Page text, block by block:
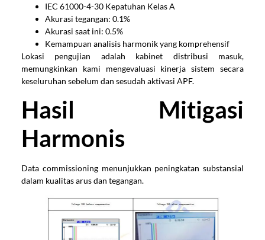
IEC 61000-4-30 Kepatuhan Kelas A
Akurasi tegangan: 0.1%
Akurasi saat ini: 0.5%
Kemampuan analisis harmonik yang komprehensif
Lokasi pengujian adalah kabinet distribusi masuk,
memungkinkan kami mengevaluasi kinerja sistem secara
keseluruhan sebelum dan sesudah aktivasi APF.
Hasil Mitigasi
Harmonis
Data commissioning menunjukkan peningkatan substansial
dalam kualitas arus dan tegangan.